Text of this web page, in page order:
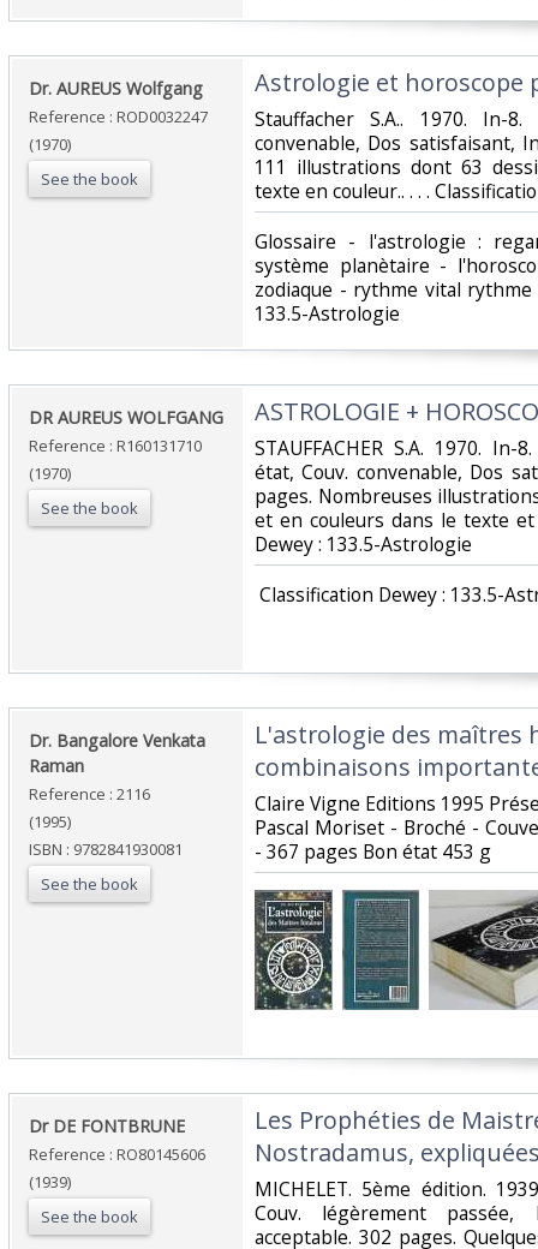
‎Dr. AUREUS Wolfgang‎
Reference : ROD0032247
(1970)
See the book
‎Astrologie et horoscope
‎Stauffacher S.A.. 1970. In-
convenable, Dos satisfaisant,
111 illustrations dont 63
texte en couleur.. . . .
‎Glossaire - l'astrologie :
système planètaire -
zodiaque - rythme vital rythme
133.5-Astrologie‎
‎DR AUREUS WOLFGANG‎
Reference : R160131710
(1970)
See the book
‎ASTROLOGIE +
‎STAUFFACHER S.A. 1970.
état, Couv. convenable, Dos
pages. Nombreuses
et en couleurs dans le texte
Dewey : 133.5-Astrologie‎
Classification Dewey : 133.5-
‎Dr. Bangalore Venkata
Raman‎
Reference : 2116
(1995)
ISBN : 9782841930081
See the book
‎L'astrologie des maîtres
combinaisons
‎Claire Vigne Editions 1995
Pascal Moriset - Broché -
- 367 pages Bon état 453 g‎
‎Dr DE FONTBRUNE‎
Reference : RO80145606
(1939)
See the book
‎Les Prophéties de
Nostradamus,
‎MICHELET. 5ème édition.
Couv. légèrement passée,
acceptable. 302 pages.